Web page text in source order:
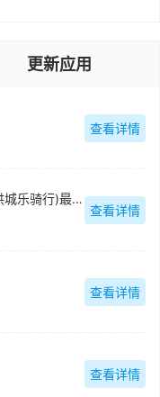
更新应用
查看详情
南昌公共自行车客户端(洪城乐骑行)最新版
查看详情
查看详情
查看详情